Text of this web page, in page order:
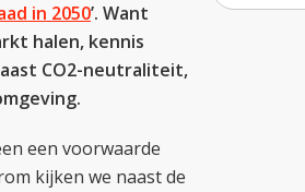
in 2050’. Want
halen, kennis
CO2-neutraliteit,
een voorwaarde
kijken we naast de